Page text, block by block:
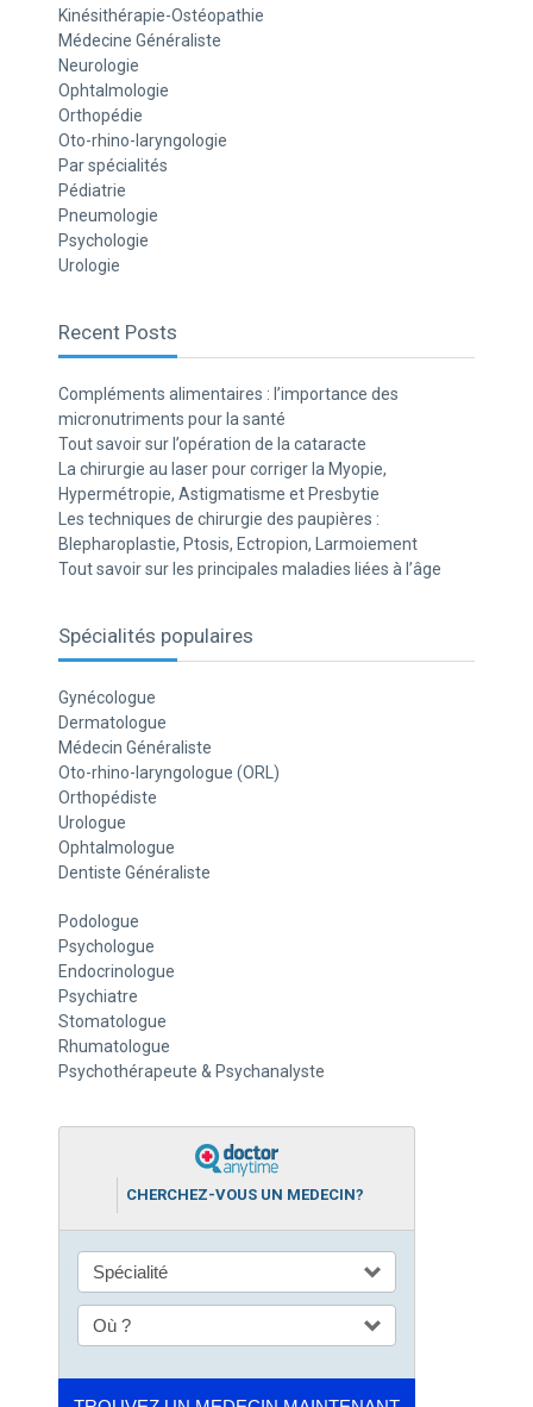
Kinésithérapie-Ostéopathie
Médecine Généraliste
Neurologie
Ophtalmologie
Orthopédie
Oto-rhino-laryngologie
Par spécialités
Pédiatrie
Pneumologie
Psychologie
Urologie
Recent Posts
Compléments alimentaires : l’importance des
micronutriments pour la santé
Tout savoir sur l’opération de la cataracte
La chirurgie au laser pour corriger la Myopie,
Hypermétropie, Astigmatisme et Presbytie
Les techniques de chirurgie des paupières :
Blepharoplastie, Ptosis, Ectropion, Larmoiement
Tout savoir sur les principales maladies liées à l’âge
Spécialités populaires
Gynécologue
Dermatologue
Médecin Généraliste
Oto-rhino-laryngologue (ORL)
Orthopédiste
Urologue
Ophtalmologue
Dentiste Généraliste
Podologue
Psychologue
Endocrinologue
Psychiatre
Stomatologue
Rhumatologue
Psychothérapeute & Psychanalyste
CHERCHEZ-VOUS UN MEDECIN?